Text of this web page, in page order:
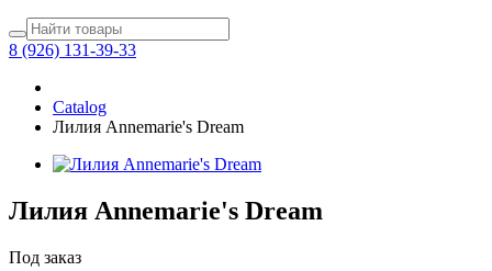
8 (926) 131-39-33
Catalog
Лилия Annemarie's Dream
Лилия Annemarie's Dream
Под заказ